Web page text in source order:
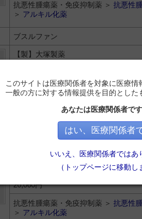
抗悪性腫瘍薬・免疫抑制薬 ＞ 抗悪性
＞ アルキル化薬
ブスルファン
【製】大塚製薬
27,117円
抗悪性腫瘍薬・免疫抑制薬 ＞ 抗悪性
アルキル化薬
ベンダムスチン塩酸塩
【製】シンバイオ製薬
【販】シンバイオ製薬
20,060円
抗悪性腫瘍薬・免疫抑制薬 ＞ 抗悪性
＞ アルキル化薬
このサイトは医療関係者を対象に医療情
一般の方に対する情報提供を目的とした
あなたは医療関係者で
はい、医療関係者
いいえ、医療関係者ではあ
（トップページに移動し